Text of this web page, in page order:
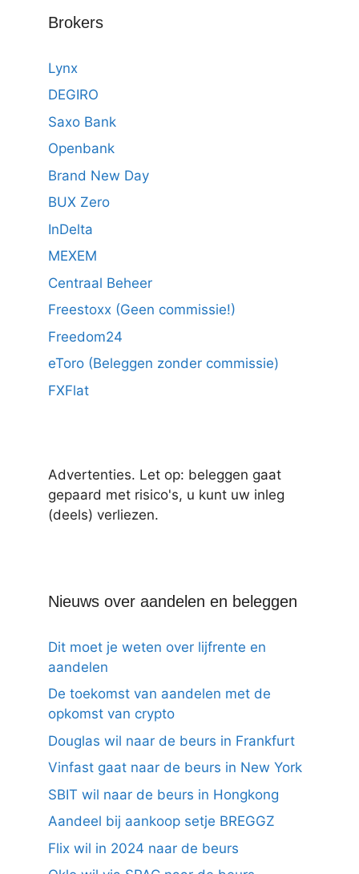
Brokers
Lynx
DEGIRO
Saxo Bank
Openbank
Brand New Day
BUX Zero
InDelta
MEXEM
Centraal Beheer
Freestoxx (Geen commissie!)
Freedom24
eToro (Beleggen zonder commissie)
FXFlat
Advertenties. Let op: beleggen gaat
gepaard met risico's, u kunt uw inleg
(deels) verliezen.
Nieuws over aandelen en beleggen
Dit moet je weten over lijfrente en
aandelen
De toekomst van aandelen met de
opkomst van crypto
Douglas wil naar de beurs in Frankfurt
Vinfast gaat naar de beurs in New York
SBIT wil naar de beurs in Hongkong
Aandeel bij aankoop setje BREGGZ
Flix wil in 2024 naar de beurs